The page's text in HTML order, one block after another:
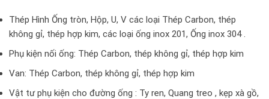
Thép Hình Ống tròn, Hộp, U, V các loại Thép Carbon, thép
không gỉ, thép hợp kim, các loại ống inox 201, Ống inox 304 .
Phụ kiện nối ống: Thép Carbon, thép không gỉ, thép hợp kim
Van: Thép Carbon, thép không gỉ, thép hợp kim
Vật tư phụ kiện cho đường ống : Ty ren, Quang treo , kẹp xà gồ,